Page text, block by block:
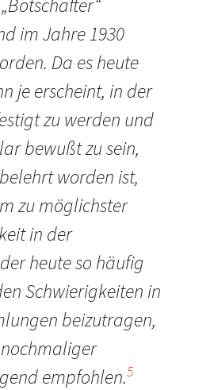
im Jahre 1930
Da es heute
je erscheint, in der
zu werden und
bewußt zu sein,
worden ist,
zu möglichster
in der
heute so häufig
Schwierigkeiten in
beizutragen,
empfohlen.5